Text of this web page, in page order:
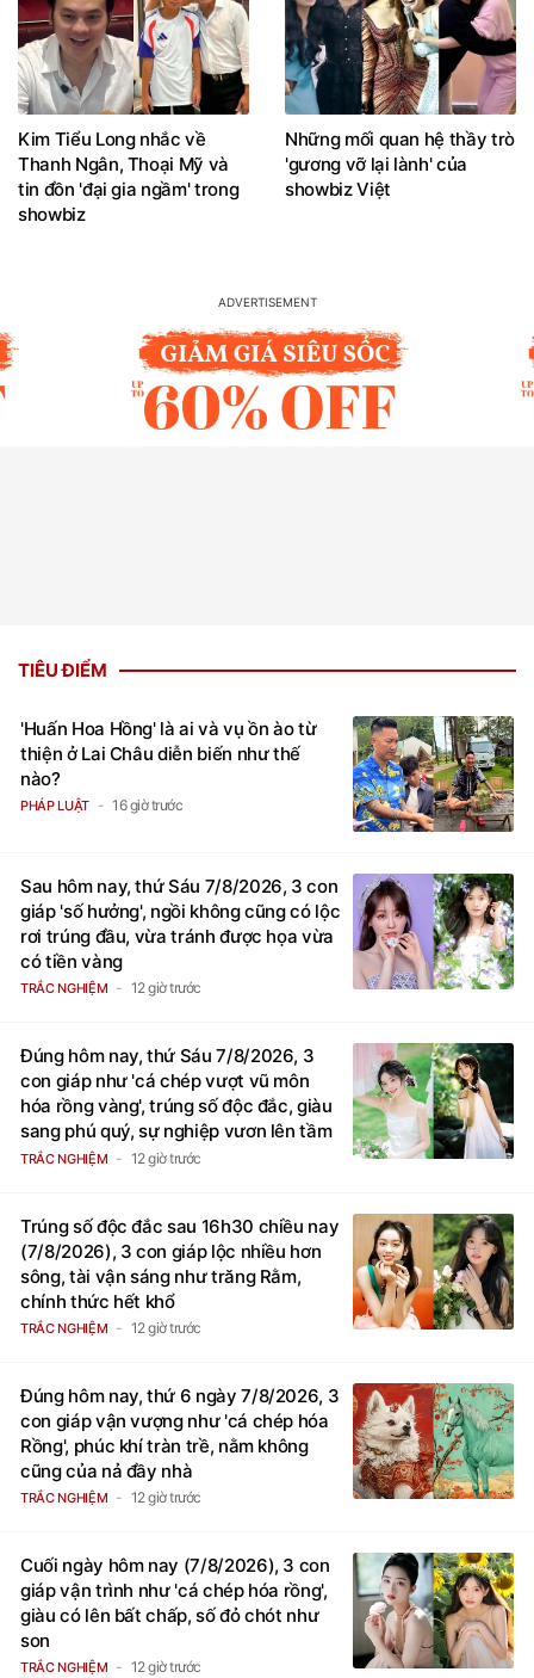
Kim Tiểu Long nhắc về
Thanh Ngân, Thoại Mỹ và
tin đồn 'đại gia ngầm' trong
showbiz
Những mối quan hệ thầy trò
'gương vỡ lại lành' của
showbiz Việt
TIÊU ĐIỂM
'Huấn Hoa Hồng' là ai và vụ ồn ào từ
thiện ở Lai Châu diễn biến như thế
nào?
PHÁP LUẬT 16 giờ trước
Sau hôm nay, thứ Sáu 7/8/2026, 3 con
giáp 'số hưởng', ngồi không cũng có lộc
rơi trúng đầu, vừa tránh được họa vừa
có tiền vàng
TRẮC NGHIỆM 12 giờ trước
Đúng hôm nay, thứ Sáu 7/8/2026, 3
con giáp như 'cá chép vượt vũ môn
hóa rồng vàng', trúng số độc đắc, giàu
sang phú quý, sự nghiệp vươn lên tầm
cao mới
TRẮC NGHIỆM 12 giờ trước
Trúng số độc đắc sau 16h30 chiều nay
(7/8/2026), 3 con giáp lộc nhiều hơn
sông, tài vận sáng như trăng Rằm,
chính thức hết khổ
TRẮC NGHIỆM 12 giờ trước
Đúng hôm nay, thứ 6 ngày 7/8/2026, 3
con giáp vận vượng như 'cá chép hóa
Rồng', phúc khí tràn trề, nằm không
cũng của nả đầy nhà
TRẮC NGHIỆM 12 giờ trước
Cuối ngày hôm nay (7/8/2026), 3 con
giáp vận trình như 'cá chép hóa rồng',
giàu có lên bất chấp, số đỏ chót như
son
TRẮC NGHIỆM 12 giờ trước